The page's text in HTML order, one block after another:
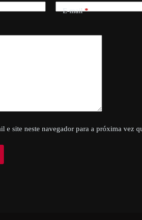
E-mail*
e site neste navegador para a próxima vez